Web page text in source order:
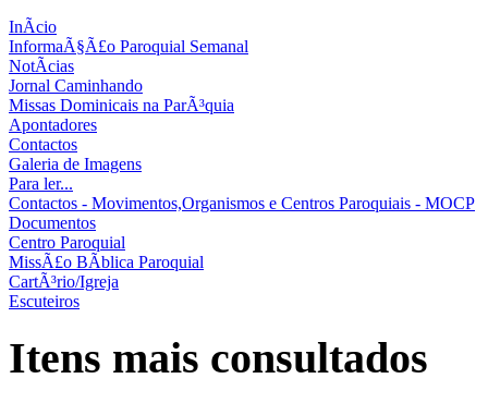
InÃ­cio
InformaÃ§Ã£o Paroquial Semanal
NotÃ­cias
Jornal Caminhando
Missas Dominicais na ParÃ³quia
Apontadores
Contactos
Galeria de Imagens
Para ler...
Contactos - Movimentos,Organismos e Centros Paroquiais - MOCP
Documentos
Centro Paroquial
MissÃ£o BÃ­blica Paroquial
CartÃ³rio/Igreja
Escuteiros
Itens mais consultados